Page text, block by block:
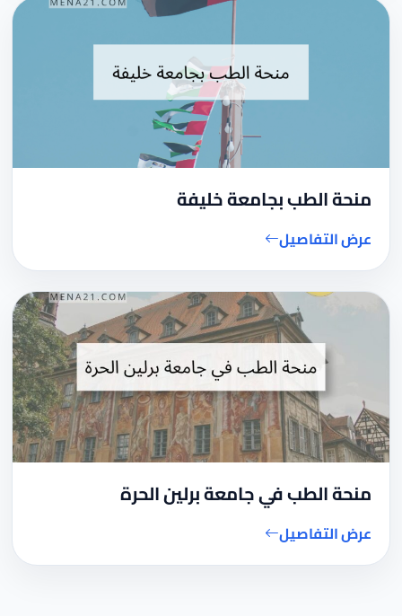
منحة الطب بجامعة خليفة
عرض التفاصيل
منحة الطب في جامعة برلين الحرة
عرض التفاصيل